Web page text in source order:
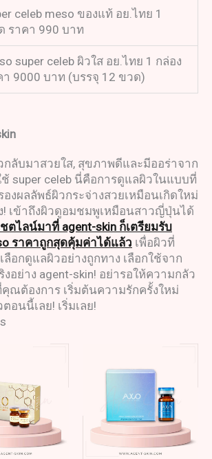
celeb meso ของแท้ อย.ไทย 1
ราคา 990 บาท
super celeb ผิวใส อย.ไทย 1 กล่อง
า 9000 บาท (บรรจุ 12 ขวด)
ลับมาสวยใส, สุขภาพดีและมีออร่าจาก
ช้ super celeb นี่คือการดูแลผิวในแบบที่
งผลลัพธ์ผิวกระจ่างสวยเหมือนเกิดใหม่
! เข้าถึงผิวดูอมชมพูเหมือนสาวญี่ปุ่นได้
ตไลน์มาที่ agent-skin ก็เตรียมรับ
ราคาถูกสุดคุ้มค่าได้แล้ว เพื่อผิวที่
อกดูแลผิวอย่างถูกทาง เลือกใช้จาก
อย่าง agent-skin! อย่ารอให้ความกลัว
ณต้องการ เริ่มต้นความรักครั้งใหม่
อนนี้เลย! เริ่มเลย!